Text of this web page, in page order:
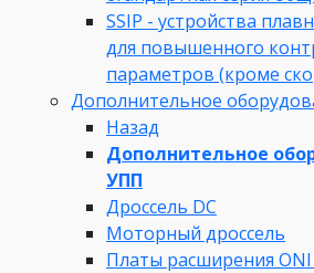
SSIP - устройства
для повышенного
параметров (кроме
Дополнительное
Назад
Дополнительное
УПП
Дроссель DC
Моторный дроссель
Платы расширения ONI